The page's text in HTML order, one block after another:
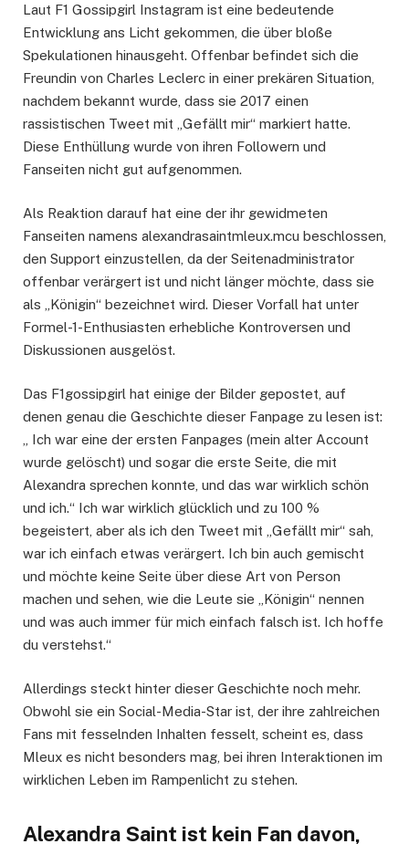
Laut F1 Gossipgirl Instagram ist eine bedeutende
Entwicklung ans Licht gekommen, die über bloße
Spekulationen hinausgeht. Offenbar befindet sich die
Freundin von Charles Leclerc in einer prekären Situation,
nachdem bekannt wurde, dass sie 2017 einen
rassistischen Tweet mit „Gefällt mir“ markiert hatte.
Diese Enthüllung wurde von ihren Followern und
Fanseiten nicht gut aufgenommen.
Als Reaktion darauf hat eine der ihr gewidmeten
Fanseiten namens alexandrasaintmleux.mcu beschlossen,
den Support einzustellen, da der Seitenadministrator
offenbar verärgert ist und nicht länger möchte, dass sie
als „Königin“ bezeichnet wird. Dieser Vorfall hat unter
Formel-1-Enthusiasten erhebliche Kontroversen und
Diskussionen ausgelöst.
Das F1gossipgirl hat einige der Bilder gepostet, auf
denen genau die Geschichte dieser Fanpage zu lesen ist:
„ Ich war eine der ersten Fanpages (mein alter Account
wurde gelöscht) und sogar die erste Seite, die mit
Alexandra sprechen konnte, und das war wirklich schön
und ich.“ Ich war wirklich glücklich und zu 100 %
begeistert, aber als ich den Tweet mit „Gefällt mir“ sah,
war ich einfach etwas verärgert. Ich bin auch gemischt
und möchte keine Seite über diese Art von Person
machen und sehen, wie die Leute sie „Königin“ nennen
und was auch immer für mich einfach falsch ist. Ich hoffe
du verstehst.“
Allerdings steckt hinter dieser Geschichte noch mehr.
Obwohl sie ein Social-Media-Star ist, der ihre zahlreichen
Fans mit fesselnden Inhalten fesselt, scheint es, dass
Mleux es nicht besonders mag, bei ihren Interaktionen im
wirklichen Leben im Rampenlicht zu stehen.
Alexandra Saint ist kein Fan davon,